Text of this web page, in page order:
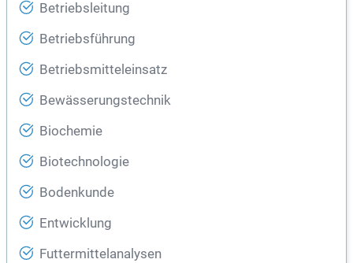
Betriebsleitung
Betriebsführung
Betriebsmitteleinsatz
Bewässerungstechnik
Biochemie
Biotechnologie
Bodenkunde
Entwicklung
Futtermittelanalysen